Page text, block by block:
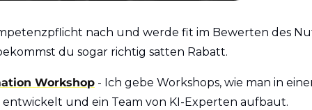
nach und werde fit im Bewerten des
du sogar richtig satten Rabatt.
Workshop - Ich gebe Workshops, wie man in
entwickelt und ein Team von KI-Experten aufbaut.